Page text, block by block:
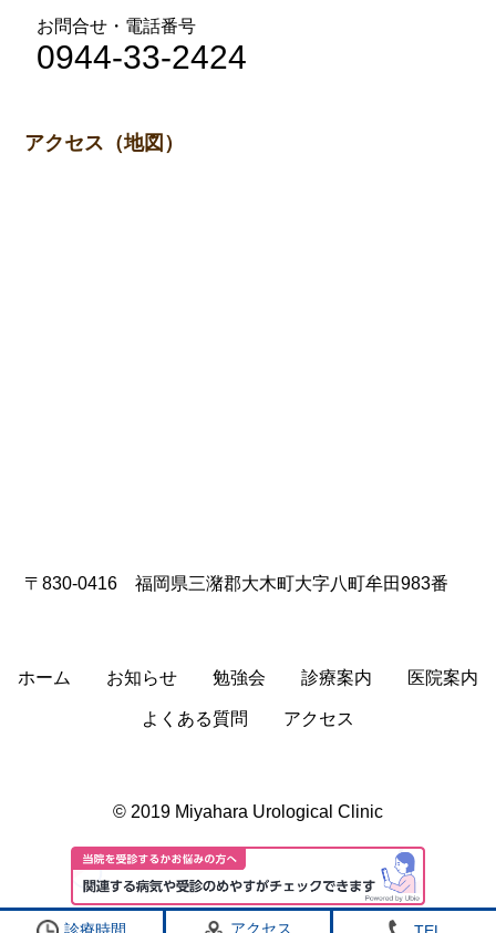
お問合せ・電話番号
0944-33-2424
アクセス（地図）
〒830-0416 福岡県三潴郡大木町大字八町牟田983番
ホーム お知らせ 勉強会 診療案内 医院案内
よくある質問 アクセス
© 2019 Miyahara Urological Clinic
アクセス